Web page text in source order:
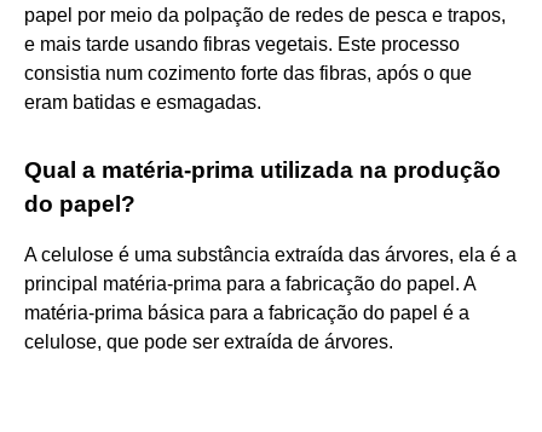
papel por meio da polpação de redes de pesca e trapos,
e mais tarde usando fibras vegetais. Este processo
consistia num cozimento forte das fibras, após o que
eram batidas e esmagadas.
Qual a matéria-prima utilizada na produção
do papel?
A celulose é uma substância extraída das árvores, ela é a
principal matéria-prima para a fabricação do papel. A
matéria-prima básica para a fabricação do papel é a
celulose, que pode ser extraída de árvores.